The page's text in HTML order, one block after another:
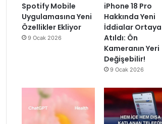
Spotify Mobile
Uygulamasına Yeni
Özellikler Ekliyor
9 Ocak 2026
iPhone 18 Pro
Hakkında Yeni
İddialar Ortaya
Atıldı: Ön
Kameranın Yeri
Değişebilir!
9 Ocak 2026